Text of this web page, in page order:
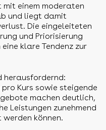
mit einem moderaten
und liegt damit
Die eingeleiteten
und Priorisierung
klare Tendenz zur
herausfordernd:
Kurs sowie steigende
machen deutlich,
Leistungen zunehmend
können.